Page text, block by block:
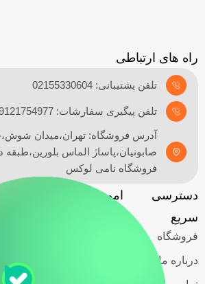
راه های ارتباطی
تلفن پشتیبانی: 02155330604
تلفن پیگیری سفارشات: 09121754977
آدرس فروشگاه: تهران،میدان
فروشگاه نامی لوکس
دسترسی
سریع
فروشگاه
درباره ما
امور مشتریان